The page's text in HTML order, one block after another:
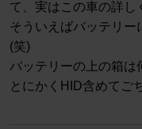
て、実はこの車の詳し
そういえばバッテリー
(笑)
バッテリーの上の箱は
とにかくHID含めてご